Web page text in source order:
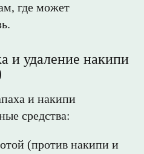
где может
и удаление накипи
и накипи
средства:
(против накипи и